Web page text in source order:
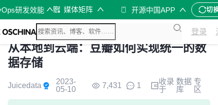
研发效能 媒体矩阵 开源中国APP 切
登录
从本地到云端：豆瓣如何实现统一的数
据存储
Juicedata
2023-
05-10
7,431 1
收录
于
数据
库
专
区